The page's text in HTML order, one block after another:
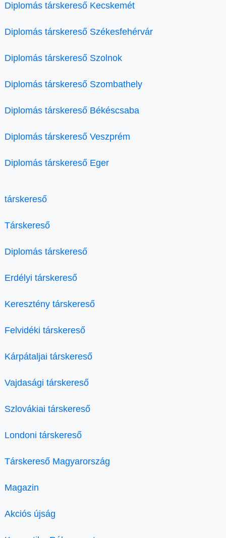
Diplomás társkereső Kecskemét
Diplomás társkereső Székesfehérvár
Diplomás társkereső Szolnok
Diplomás társkereső Szombathely
Diplomás társkereső Békéscsaba
Diplomás társkereső Veszprém
Diplomás társkereső Eger
társkereső
Társkereső
Diplomás társkereső
Erdélyi társkereső
Keresztény társkereső
Felvidéki társkereső
Kárpátaljai társkereső
Vajdasági társkereső
Szlovákiai társkereső
Londoni társkereső
Társkereső Magyarország
Magazin
Akciós újság